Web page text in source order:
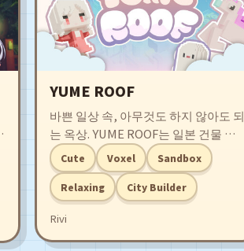
YUME ROOF
바쁜 일상 속, 아무것도 하지 않아도 되
는 옥상. YUME ROOF는 일본 건물 옥
상을 배경으로 한 코지 샌드박스 게임
입니다. 적도 시간 제한도 없이, 공간을
자유롭게 꾸미며 그저 머무는 시간을
즐겨보세요.
Cute Voxel Sandbox
Relaxing City Builder
Rivi